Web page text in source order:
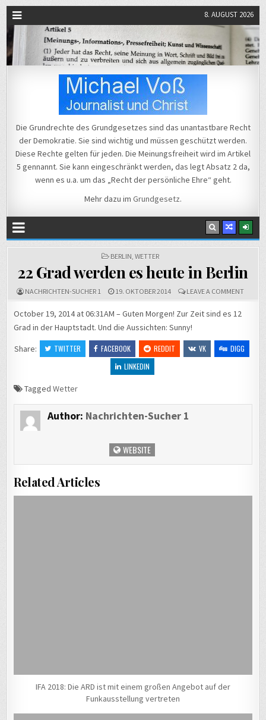
8. AUGUST 2026
Michael Voß
Die Grundrechte des Grundgesetzes sind das unantastbare Recht
der Demokratie. Sie sind wichtig und müssen geschützt werden.
Diese Rechte gelten für jeden. Die Meinungsfreiheit wird im Artikel
5 gennannt. Sie kann eingeschränkt werden, das legt Absatz 2 da,
wenn es u.a. um das „Recht der persönliche Ehre“ geht.
Mehr dazu im Grundgesetz.
POSTED
BERLIN, WETTER
22 Grad werden es heute in Berlin
NACHRICHTEN-SUCHER 1 19. OKTOBER 2014 LEAVE A COMMENTON
22
IN
BERLIN
October 19, 2014 at 06:31AM – Guten Morgen! Zur Zeit sind es 12
Grad in der Hauptstadt. Und die Aussichten: Sunny!
Share:
TWITTER FACEBOOK REDDIT VK
DIGG
LINKEDIN
TaggedWetter
Author: Nachrichten-Sucher 1
WEBSITE
Related Articles
IFA 2018: Die ARD ist mit einem großen Angebot auf der
Funkausstellung vertreten